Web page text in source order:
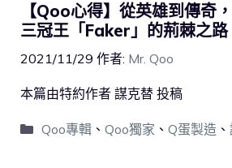
【Qoo心得】從英雄到傳奇
三冠王「Faker」的荊棘之路
2021/11/29 作者: Mr. Qoo
本篇由特約作者 謀克替 投稿
Qoo專輯、 Qoo獨家 、 Q蛋製造 、